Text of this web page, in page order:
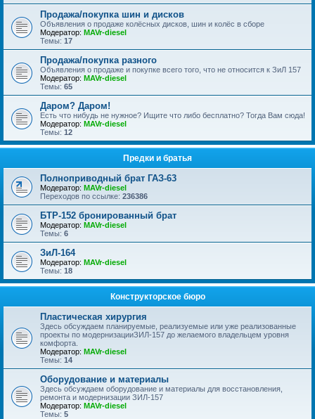
Продажа/покупка шин и дисков
Объявления о продаже колёсных дисков, шин и колёс в сборе
Модератор: MAVr-diesel
Темы: 17
Продажа/покупка разного
Объявления о продаже и покупке всего того, что не относится к ЗиЛ 157
Модератор: MAVr-diesel
Темы: 65
Даром? Даром!
Есть что нибудь не нужное? Ищите что либо бесплатно? Тогда Вам сюда!
Модератор: MAVr-diesel
Темы: 12
Предки и братья
Полноприводный брат ГАЗ-63
Модератор: MAVr-diesel
Переходов по ссылке: 236386
БТР-152 бронированный брат
Модератор: MAVr-diesel
Темы: 6
ЗиЛ-164
Модератор: MAVr-diesel
Темы: 18
Конструкторское бюро
Пластическая хирургия
Здесь обсуждаем планируемые, реализуемые или уже реализованные
проекты по модернизацииЗИЛ-157 до желаемого владельцем уровня
комфорта.
Модератор: MAVr-diesel
Темы: 14
Оборудование и материалы
Здесь обсуждаем оборудование и материалы для восстановления,
ремонта и модернизации ЗИЛ-157
Модератор: MAVr-diesel
Темы: 5